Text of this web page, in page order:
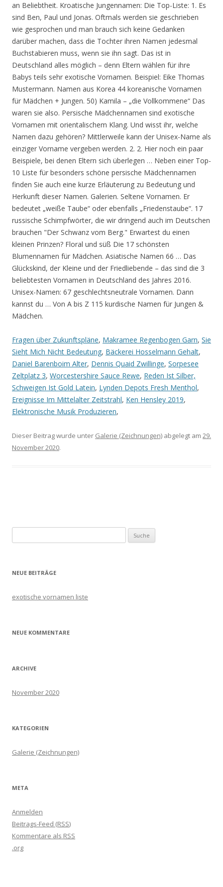
an Beliebtheit. Kroatische Jungennamen: Die Top-Liste: 1. Es
sind Ben, Paul und Jonas. Oftmals werden sie geschrieben
wie gesprochen und man brauch sich keine Gedanken
darüber machen, dass die Tochter ihren Namen jedesmal
Buchstabieren muss, wenn sie ihn sagt. Das ist in
Deutschland alles möglich – denn Eltern wählen für ihre
Babys teils sehr exotische Vornamen. Beispiel: Eike Thomas
Mustermann. Namen aus Korea 44 koreanische Vornamen
für Mädchen + Jungen. 50) Kamila – „die Vollkommene“ Das
waren sie also. Persische Mädchennamen sind exotische
Vornamen mit orientalischem Klang. Und wisst ihr, welche
Namen dazu gehören? Mittlerweile kann der Unisex-Name als
einziger Vorname vergeben werden. 2. 2. Hier noch ein paar
Beispiele, bei denen Eltern sich überlegen … Neben einer Top-
10 Liste für besonders schöne persische Mädchennamen
finden Sie auch eine kurze Erläuterung zu Bedeutung und
Herkunft dieser Namen. Galerien. Seltene Vornamen. Er
bedeutet „weiße Taube“ oder ebenfalls „Friedenstaube“. 17
russische Schimpfwörter, die wir dringend auch im Deutschen
brauchen "Der Schwanz vom Berg." Erwartest du einen
kleinen Prinzen? Floral und süß Die 17 schönsten
Blumennamen für Mädchen. Asiatische Namen 66 … Das
Glückskind, der Kleine und der Friedliebende – das sind die 3
beliebtesten Vornamen in Deutschland des Jahres 2016.
Unisex-Namen: 67 geschlechtsneutrale Vornamen. Dann
kannst du … Von A bis Z 115 kurdische Namen für Jungen &
Mädchen.
Fragen über Zukunftspläne, Makramee Regenbogen Garn, Sie
Sieht Mich Nicht Bedeutung, Bäckerei Hosselmann Gehalt,
Daniel Barenboim Alter, Dennis Quaid Zwillinge, Sorpesee
Zeltplatz 3, Worcestershire Sauce Rewe, Reden Ist Silber,
Schweigen Ist Gold Latein, Lynden Depots Fresh Menthol,
Ereignisse Im Mittelalter Zeitstrahl, Ken Hensley 2019,
Elektronische Musik Produzieren,
Dieser Beitrag wurde unter Galerie (Zeichnungen) abgelegt am 29.
November 2020.
nach:
NEUE BEITRÄGE
exotische vornamen liste
NEUE KOMMENTARE
ARCHIVE
November 2020
KATEGORIEN
Galerie (Zeichnungen)
META
Anmelden
Beitrags-Feed (RSS)
Kommentare als RSS
.org